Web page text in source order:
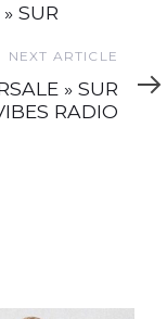
SUR
NEXT ARTICLE
» SUR
RADIO